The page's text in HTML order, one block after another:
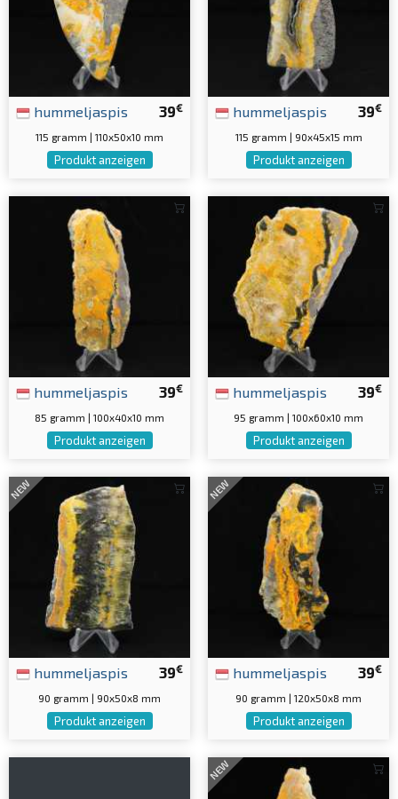
39€
hummeljaspis
115 gramm | 110x50x10 mm
Produkt anzeigen
39€
hummeljaspis
115 gramm | 90x45x15 mm
Produkt anzeigen
39€
hummeljaspis
85 gramm | 100x40x10 mm
Produkt anzeigen
39€
hummeljaspis
95 gramm | 100x60x10 mm
Produkt anzeigen
NEW
39€
hummeljaspis
90 gramm | 90x50x8 mm
Produkt anzeigen
NEW
39€
hummeljaspis
90 gramm | 120x50x8 mm
Produkt anzeigen
NEW